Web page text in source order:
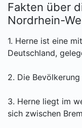
Fakten über
Nordrhein-
1. Herne ist eine
Deutschland,
2. Die
3. Herne liegt im
sich zwischen